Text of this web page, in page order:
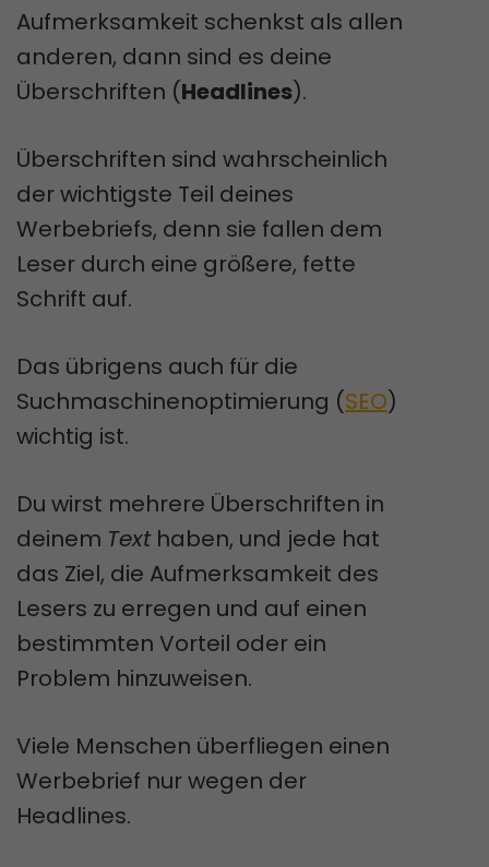
Aufmerksamkeit schenkst als allen
anderen, dann sind es deine
Überschriften (Headlines).
Überschriften sind wahrscheinlich
der wichtigste Teil deines
Werbebriefs, denn sie fallen dem
Leser durch eine größere, fette
Schrift auf.
Das übrigens auch für die
Suchmaschinenoptimierung (SEO)
wichtig ist.
Du wirst mehrere Überschriften in
deinem Texthaben, und jede hat
das Ziel, die Aufmerksamkeit des
Lesers zu erregen und auf einen
bestimmten Vorteil oder ein
Problem hinzuweisen.
Viele Menschen überfliegen einen
Werbebrief nur wegen der
Headlines.